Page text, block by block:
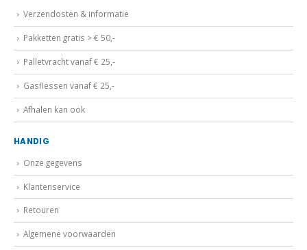
Verzendosten & informatie
Pakketten gratis > € 50,-
Palletvracht vanaf € 25,-
Gasflessen vanaf € 25,-
Afhalen kan ook
HANDIG
Onze gegevens
Klantenservice
Retouren
Algemene voorwaarden